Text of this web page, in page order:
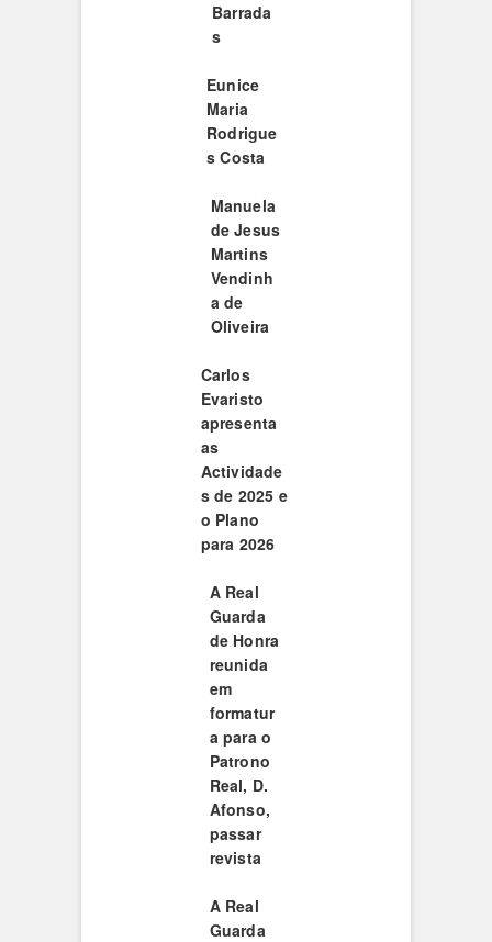
Barrada
s
Eunice
Maria
Rodrigue
s Costa
Manuela
de Jesus
Martins
Vendinh
a de
Oliveira
Carlos
Evaristo
apresenta
as
Actividade
s de 2025 e
o Plano
para 2026
A Real
Guarda
de Honra
reunida
em
formatur
a para o
Patrono
Real, D.
Afonso,
passar
revista
A Real
Guarda